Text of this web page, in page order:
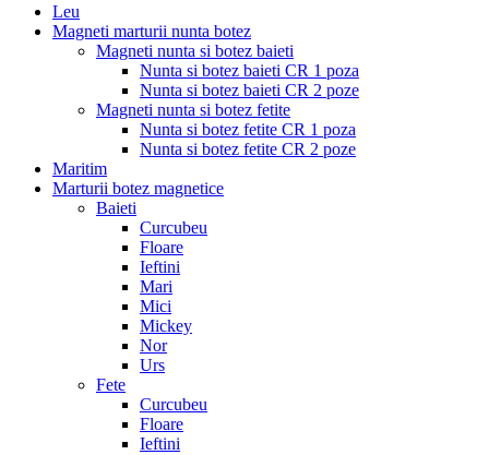
Leu
Magneti marturii nunta botez
Magneti nunta si botez baieti
Nunta si botez baieti CR 1 poza
Nunta si botez baieti CR 2 poze
Magneti nunta si botez fetite
Nunta si botez fetite CR 1 poza
Nunta si botez fetite CR 2 poze
Maritim
Marturii botez magnetice
Baieti
Curcubeu
Floare
Ieftini
Mari
Mici
Mickey
Nor
Urs
Fete
Curcubeu
Floare
Ieftini